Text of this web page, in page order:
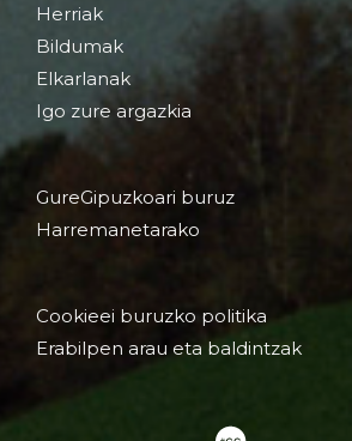
Herriak
Bildumak
Elkarlanak
Igo zure argazkia
GureGipuzkoari buruz
Harremanetarako
Cookieei buruzko politika
Erabilpen arau eta baldintzak